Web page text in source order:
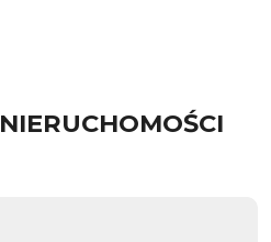
NIERUCHOMOŚCI